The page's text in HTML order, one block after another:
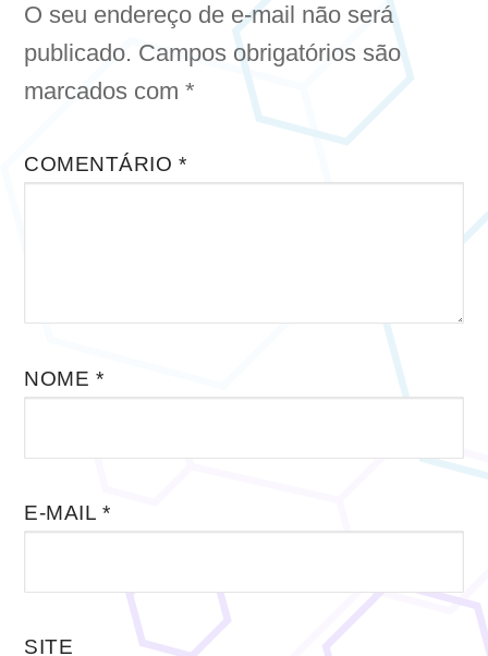
O seu endereço de e-mail não será
publicado. Campos obrigatórios são
marcados com *
COMENTÁRIO *
NOME *
E-MAIL *
SITE